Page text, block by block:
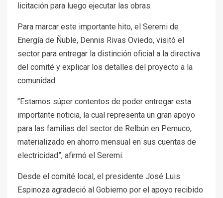
licitación para luego ejecutar las obras.
Para marcar este importante hito, el Seremi de
Energía de Ñuble, Dennis Rivas Oviedo, visitó el
sector para entregar la distinción oficial a la directiva
del comité y explicar los detalles del proyecto a la
comunidad.
“Estamos súper contentos de poder entregar esta
importante noticia, la cual representa un gran apoyo
para las familias del sector de Relbún en Pemuco,
materializado en ahorro mensual en sus cuentas de
electricidad”, afirmó el Seremi.
Desde el comité local, el presidente José Luis
Espinoza agradeció al Gobierno por el apoyo recibido